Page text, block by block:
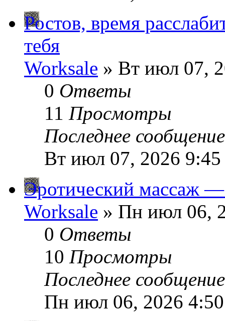
Ростов, время
тебя
Worksale » Вт июл 07,
0 Ответы
11 Просмотры
Последнее
Вт июл 07, 2026 9:45
Эротический массаж —
Worksale » Пн июл 06,
0 Ответы
10 Просмотры
Последнее
Пн июл 06, 2026